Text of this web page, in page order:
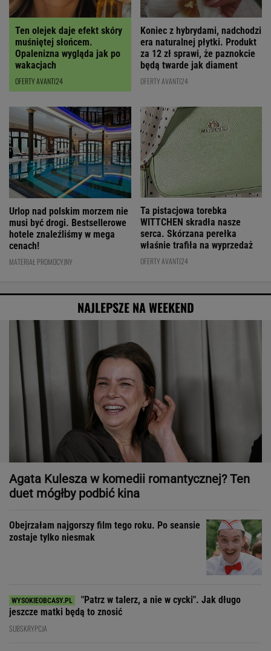
Ten olejek daje efekt skóry
muśniętej słońcem.
Opalenizna wygląda jak po
wakacjach
OFERTY AVANTI24
Koniec z hybrydami, nadchodzi
era naturalnej płytki. Produkt
za 12 zł sprawi, że paznokcie
będą twarde jak diament
OFERTY AVANTI24
Urlop nad polskim morzem nie
musi być drogi. Bestsellerowe
hotele znaleźliśmy w mega
cenach!
MATERIAŁ PROMOCYJNY
Ta pistacjowa torebka
WITTCHEN skradła nasze
serca. Skórzana perełka
właśnie trafiła na wyprzedaż
OFERTY AVANTI24
NAJLEPSZE NA WEEKEND
Agata Kulesza w komedii romantycznej? Ten
duet mógłby podbić kina
Obejrzałam najgorszy film tego roku. Po seansie
zostaje tylko niesmak
"Patrz w talerz, a nie w cycki". Jak długo
jeszcze matki będą to znosić
SUBSKRYPCJA